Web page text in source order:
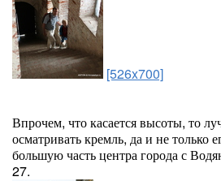
[526x700]
Впрочем, что касается высоты, то
осматривать кремль, да и не только
большую часть центра города с
27.